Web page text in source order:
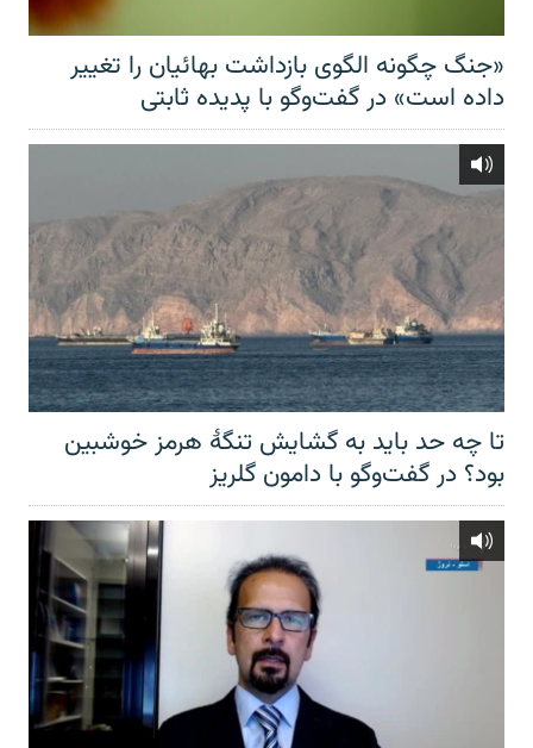
«جنگ چگونه الگوی بازداشت بهائیان را تغییر
داده است» در گفت‌وگو با پدیده ثابتی
تا چه حد باید به گشایش تنگهٔ هرمز خوشبین
بود؟ در گفت‌وگو با دامون گلریز